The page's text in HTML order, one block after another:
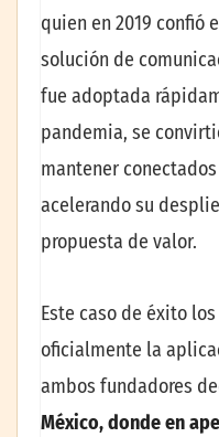
quien en 2019 confió
solución de
fue adoptada
pandemia, se
mantener
acelerando su
propuesta de valor.
Este caso de éxito
oficialmente la
ambos fundadores
México, donde en